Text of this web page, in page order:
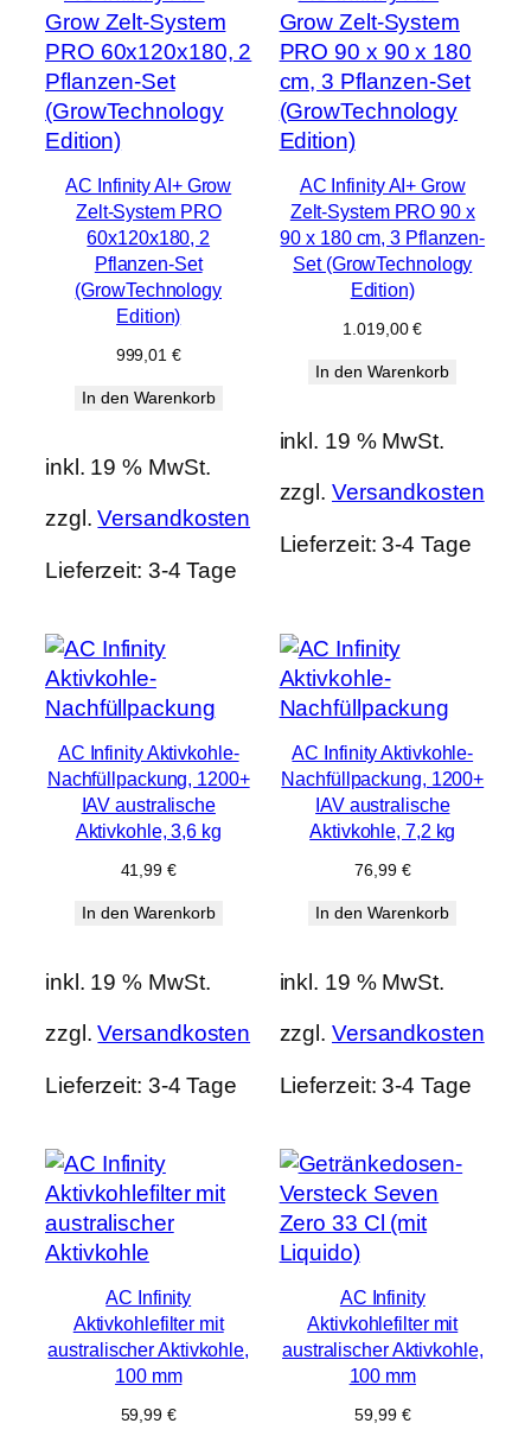
AC Infinity AI+ Grow
Zelt-System PRO
60x120x180, 2
Pflanzen-Set
(GrowTechnology
Edition)
999,01 €
In den Warenkorb
inkl. 19 % MwSt.
zzgl.Versandkosten
Lieferzeit: 3-4 Tage
AC Infinity AI+ Grow
Zelt-System PRO 90 x
90 x 180 cm, 3 Pflanzen-
Set (GrowTechnology
Edition)
1.019,00€
In den Warenkorb
inkl. 19 % MwSt.
zzgl. Versandkosten
Lieferzeit:3-4 Tage
AC Infinity Aktivkohle-
Nachfüllpackung, 1200+
IAV australische
Aktivkohle, 3,6 kg
41,99 €
In den Warenkorb
inkl. 19 % MwSt.
zzgl.Versandkosten
Lieferzeit: 3-4 Tage
AC Infinity Aktivkohle-
Nachfüllpackung, 1200+
IAV australische
Aktivkohle, 7,2 kg
76,99 €
In den Warenkorb
inkl. 19 % MwSt.
zzgl. Versandkosten
Lieferzeit:3-4 Tage
AC Infinity
Aktivkohlefilter mit
australischer Aktivkohle,
100 mm
59,99 €
AC Infinity
Aktivkohlefilter mit
australischer Aktivkohle,
100 mm
59,99 €